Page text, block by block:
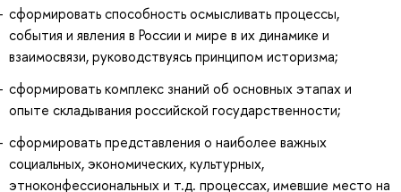
сформировать способность осмысливать процессы,
события и явления в России и мире в их динамике и
взаимосвязи, руководствуясь принципом историзма;
сформировать комплекс знаний об основных этапах и
опыте складывания российской государственности;
сформировать представления о наиболее важных
социальных, экономических, культурных,
этноконфессиональных и т.д. процессах, имевшие место на